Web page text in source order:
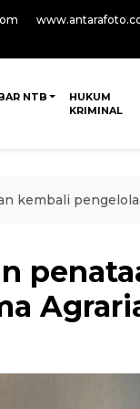
NTB
HUKUM
KRIMINAL
kembali